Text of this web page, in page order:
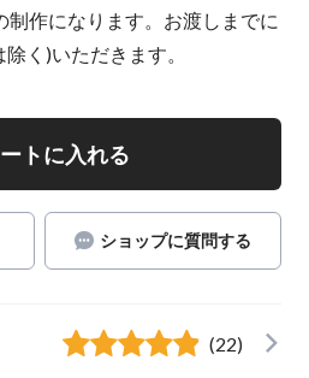
制作になります。お渡しまでに
く)いただきます。
トに入れる
ショップに質問する
(22)